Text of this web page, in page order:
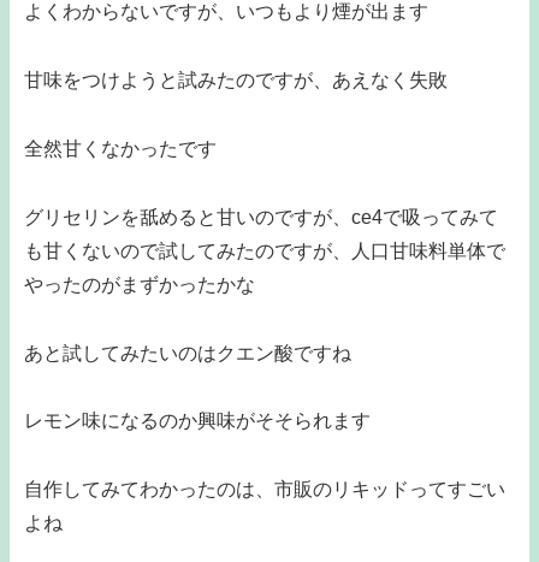
よくわからないですが、いつもより煙が出ます
甘味をつけようと試みたのですが、あえなく失敗
全然甘くなかったです
グリセリンを舐めると甘いのですが、ce4で吸ってみて
も甘くないので試してみたのですが、人口甘味料単体で
やったのがまずかったかな
あと試してみたいのはクエン酸ですね
レモン味になるのか興味がそそられます
自作してみてわかったのは、市販のリキッドってすごい
よね